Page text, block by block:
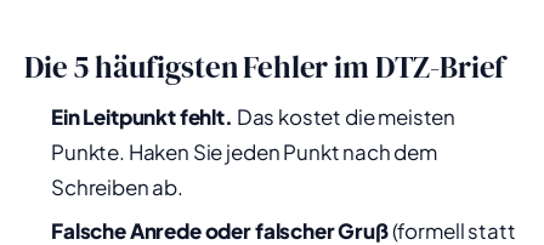
Die 5 häufigsten Fehler im DTZ-Brief
Ein Leitpunkt fehlt. Das kostet die meisten
Punkte. Haken Sie jeden Punkt nach dem
Schreiben ab.
Falsche Anrede oder falscher Gruß(formell statt